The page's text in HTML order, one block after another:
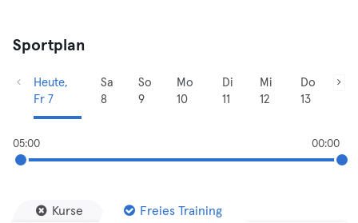
Sportplan
Heute,
Fr 7
Sa
8
So
9
Mo
10
Di
11
Mi
12
Do
13
05:00 00:00
Kurse Freies Training